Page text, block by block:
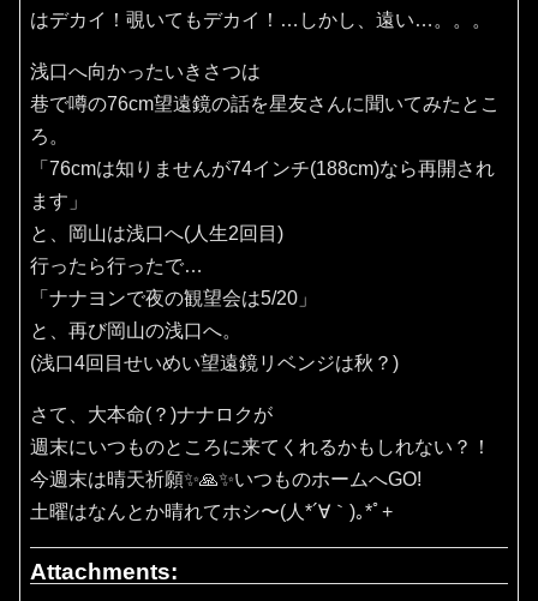
はデカイ！覗いてもデカイ！…しかし、遠い…。。。
浅口へ向かったいきさつは
巷で噂の76cm望遠鏡の話を星友さんに聞いてみたとこ
ろ。
「76cmは知りませんが74インチ(188cm)なら再開され
ます」
と、岡山は浅口へ(人生2回目)
行ったら行ったで…
「ナナヨンで夜の観望会は5/20」
と、再び岡山の浅口へ。
(浅口4回目せいめい望遠鏡リベンジは秋？)
さて、大本命(？)ナナロクが
週末にいつものところに来てくれるかもしれない？！
今週末は晴天祈願✨️🙏✨️いつものホームへGO!
土曜はなんとか晴れてホシ〜(⁠人⁠*⁠´⁠∀⁠｀⁠)⁠｡⁠*ﾟ⁠+
Attachments: